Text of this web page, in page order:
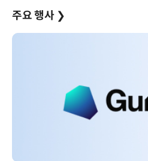
주요 행사 ❯